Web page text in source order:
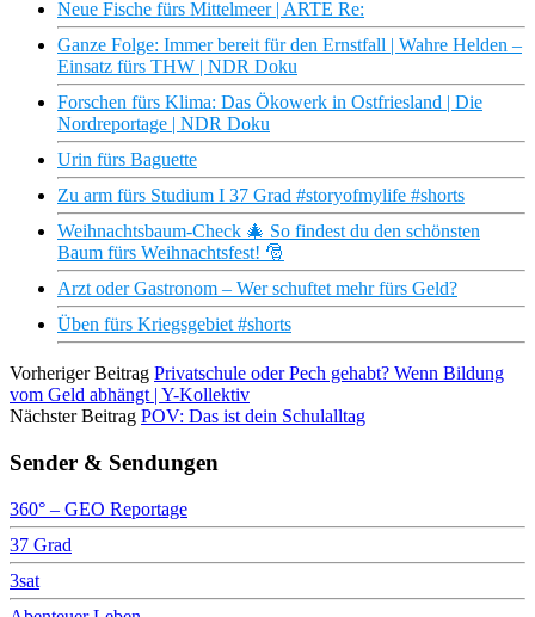
Neue Fische fürs Mittelmeer | ARTE Re:
Ganze Folge: Immer bereit für den Ernstfall | Wahre Helden –
Einsatz fürs THW | NDR Doku
Forschen fürs Klima: Das Ökowerk in Ostfriesland | Die
Nordreportage | NDR Doku
Urin fürs Baguette
Zu arm fürs Studium I 37 Grad #storyofmylife #shorts
Weihnachtsbaum-Check 🎄 So findest du den schönsten
Baum fürs Weihnachtsfest! 🎅
Arzt oder Gastronom – Wer schuftet mehr fürs Geld?
Üben fürs Kriegsgebiet #shorts
Vorheriger Beitrag Privatschule oder Pech gehabt? Wenn Bildung
vom Geld abhängt | Y-Kollektiv
Nächster Beitrag POV: Das ist dein Schulalltag
Sender & Sendungen
360° – GEO Reportage
37 Grad
3sat